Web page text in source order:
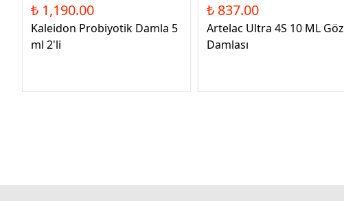
₺ 1,190.00
Kaleidon Probiyotik Damla 5
ml 2'li
₺ 837.00
Artelac Ultra 4S 10 ML Göz
Damlası